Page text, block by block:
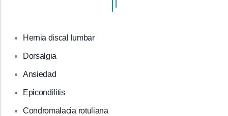
Hernia discal lumbar
Dorsalgia
Ansiedad
Epicondilitis
Condromalacia rotuliana